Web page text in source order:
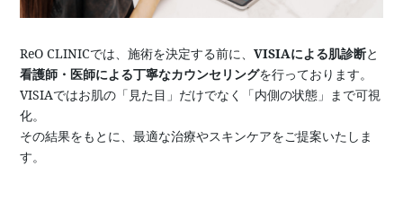
ReO CLINICでは、施術を決定する前に、VISIAによる肌診断と
看護師・医師による丁寧なカウンセリングを行っております。
VISIAではお肌の「見た目」だけでなく「内側の状態」まで可視
化。
その結果をもとに、最適な治療やスキンケアをご提案いたしま
す。